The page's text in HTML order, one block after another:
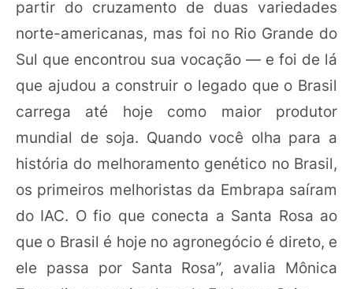
partir do cruzamento de duas variedades
norte-americanas, mas foi no Rio Grande do
Sul que encontrou sua vocação — e foi de lá
que ajudou a construir o legado que o Brasil
carrega até hoje como maior produtor
mundial de soja. Quando você olha para a
história do melhoramento genético no Brasil,
os primeiros melhoristas da Embrapa saíram
do IAC. O fio que conecta a Santa Rosa ao
que o Brasil é hoje no agronegócio é direto, e
ele passa por Santa Rosa”, avalia Mônica